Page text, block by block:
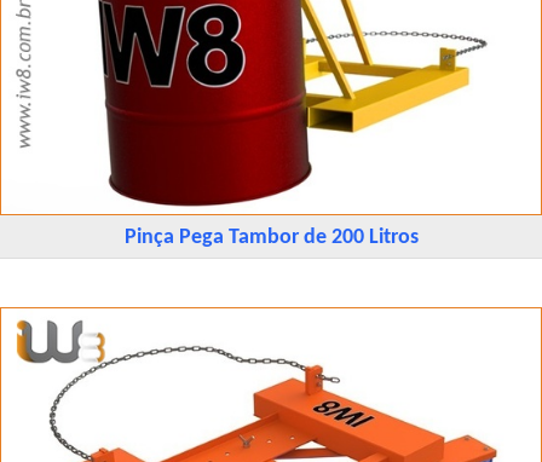
Pinça Pega Tambor de 200 Litros